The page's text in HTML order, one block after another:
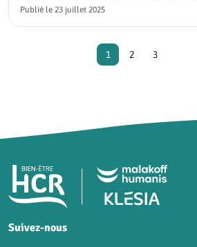
Publié le 23 juillet 2025
Page
1 Page
2 Page
3
Pied de page HCR Bien-Être
Suivez-nous